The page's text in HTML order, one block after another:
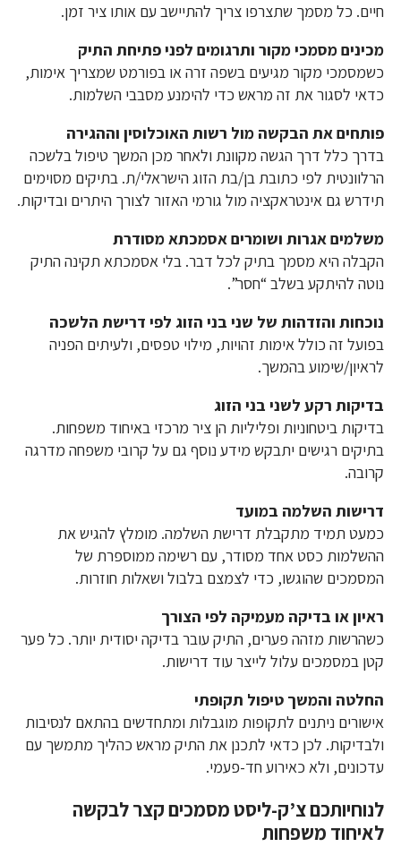
חיים. כל מסמך שתצרפו צריך להתיישב עם אותו ציר זמן.
מכינים מסמכי מקור ותרגומים לפני פתיחת התיק
כשמסמכי מקור מגיעים בשפה זרה או בפורמט שמצריך אימות,
כדאי לסגור את זה מראש כדי להימנע מסבבי השלמות.
פותחים את הבקשה מול רשות האוכלוסין וההגירה
בדרך כלל דרך הגשה מקוונת ולאחר מכן המשך טיפול בלשכה
הרלוונטית לפי כתובת בן/בת הזוג הישראלי/ת. בתיקים מסוימים
תידרש גם אינטראקציה מול גורמי האזור לצורך היתרים ובדיקות.
משלמים אגרות ושומרים אסמכתא מסודרת
הקבלה היא מסמך בתיק לכל דבר. בלי אסמכתא תקינה התיק
נוטה להיתקע בשלב “חסר”.
נוכחות והזדהות של שני בני הזוג לפי דרישת הלשכה
בפועל זה כולל אימות זהויות, מילוי טפסים, ולעיתים הפניה
לראיון/שימוע בהמשך.
בדיקות רקע לשני בני הזוג
בדיקות ביטחוניות ופליליות הן ציר מרכזי באיחוד משפחות.
בתיקים רגישים יתבקש מידע נוסף גם על קרובי משפחה מדרגה
קרובה.
דרישות השלמה במועד
כמעט תמיד מתקבלת דרישת השלמה. מומלץ להגיש את
ההשלמות כסט אחד מסודר, עם רשימה ממוספרת של
המסמכים שהוגשו, כדי לצמצם בלבול ושאלות חוזרות.
ראיון או בדיקה מעמיקה לפי הצורך
כשהרשות מזהה פערים, התיק עובר בדיקה יסודית יותר. כל פער
קטן במסמכים עלול לייצר עוד דרישות.
החלטה והמשך טיפול תקופתי
אישורים ניתנים לתקופות מוגבלות ומתחדשים בהתאם לנסיבות
ולבדיקות. לכן כדאי לתכנן את התיק מראש כהליך מתמשך עם
עדכונים, ולא כאירוע חד-פעמי.
לנוחיותכם צ’ק-ליסט מסמכים קצר לבקשה
לאיחוד משפחות